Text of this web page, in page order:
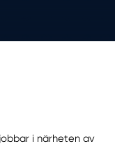
i närheten av